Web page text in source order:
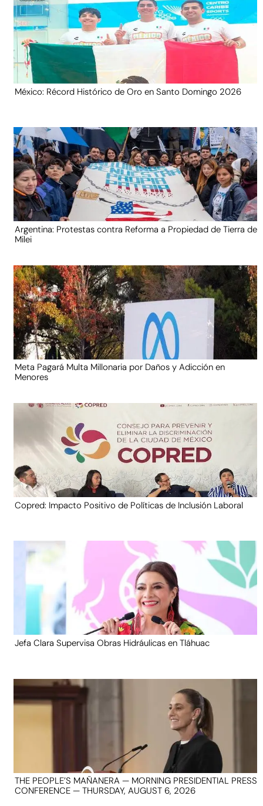
México: Récord Histórico de Oro en Santo Domingo 2026
Argentina: Protestas contra Reforma a Propiedad de Tierra de
Milei
Meta Pagará Multa Millonaria por Daños y Adicción en
Menores
Copred: Impacto Positivo de Políticas de Inclusión Laboral
Jefa Clara Supervisa Obras Hidráulicas en Tláhuac
THE PEOPLE’S MAÑANERA — MORNING PRESIDENTIAL PRESS
CONFERENCE — THURSDAY, AUGUST 6, 2026